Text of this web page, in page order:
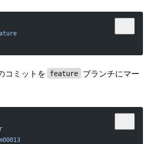
コミットを feature
ブランチにマー